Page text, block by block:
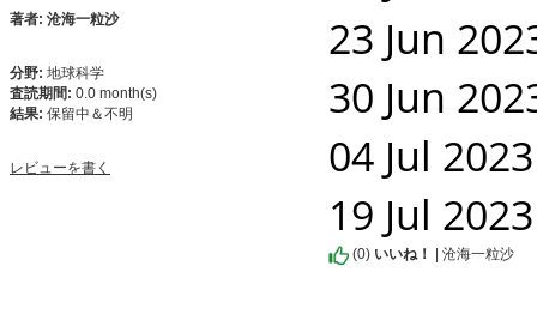
著者: 沧海一粒沙
分野: 地球科学
査読期間: 0.0 month(s)
結果: 保留中＆不明
レビューを書く
23 Jun
30 Jun
04 Jul
19 Jul
(0) いいね！ | 沧海一粒沙